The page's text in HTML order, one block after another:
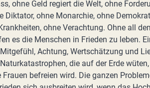
ohne Geld regiert die Welt, ohne
Diktator, ohne Monarchie, ohne
ohne Verachtung. Ohne all
es die Menschen in Frieden zu leben.
Achtung, Wertschätzung und
die auf der Erde
Frauen befreien wird. Die ganzen